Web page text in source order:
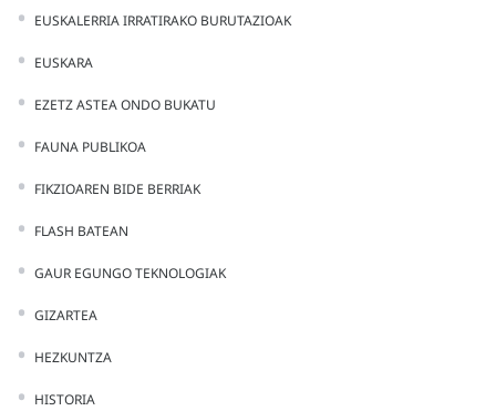
EUSKALERRIA IRRATIRAKO BURUTAZIOAK
EUSKARA
EZETZ ASTEA ONDO BUKATU
FAUNA PUBLIKOA
FIKZIOAREN BIDE BERRIAK
FLASH BATEAN
GAUR EGUNGO TEKNOLOGIAK
GIZARTEA
HEZKUNTZA
HISTORIA